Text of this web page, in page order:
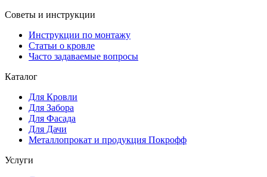
Советы и инструкции
Инструкции по монтажу
Статьи о кровле
Часто задаваемые вопросы
Каталог
Для Кровли
Для Забора
Для Фасада
Для Дачи
Металлопрокат и продукция Покрофф
Услуги